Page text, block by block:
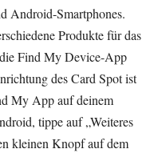
Android-Smartphones.
Produkte für das
Find My Device-App
des Card Spot ist
My App auf deinem
tippe auf „Weiteres
kleinen Knopf auf dem